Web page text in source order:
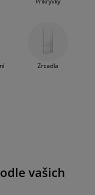
Zrcadla
vašich